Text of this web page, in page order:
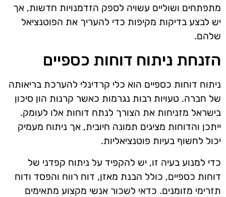
מתפתחים ושוליים עשויה לספק הזדמנויות חדשות, אך
יש לבצע בדיקות מקיפות כדי להעריך את הפוטנציאל
שלהם.
הזנחת ניתוח דוחות כספיים
ניתוח דוחות כספיים הוא כלי קרדינלי להערכת בריאותה
של חברה. טעויות רבות נגרמות כאשר קרנות הון סיכון
בישראל מזניחות את הצורך לנתח דוחות אלו לעומק.
ייתכן והדוחות מציגים תמונה חיובית, אך ניתוח מעמיק
יכול לחשוף בעיות פוטנציאליות.
כדי למנוע בעיה זו, יש להקפיד על ניתוח קפדני של
דוחות כספיים, כולל הבנת מאזן, דוח רווח והפסד ודוח
תזרימי מזומנים. כדאי לשכור אנשי מקצוע מתאימים